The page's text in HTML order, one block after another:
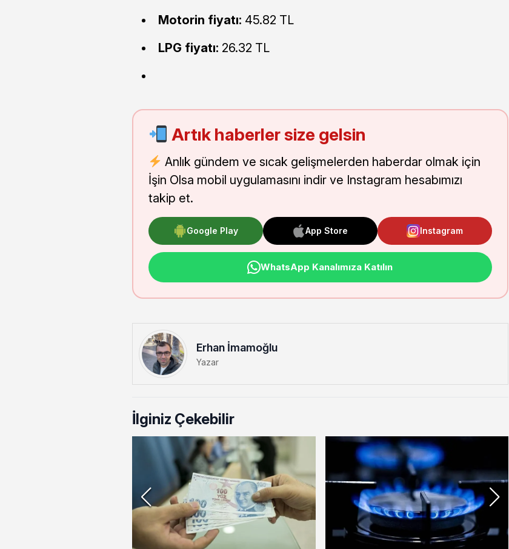
Motorin fiyatı: 45.82 TL
LPG fiyatı: 26.32 TL
Artık haberler size gelsin
Anlık gündem ve sıcak gelişmelerden haberdar olmak için
İşin Olsa mobil uygulamasını indir ve Instagram hesabımızı
takip et.
Google Play App Store Instagram
WhatsApp Kanalımıza Katılın
Erhan İmamoğlu
Yazar
İlginiz Çekebilir